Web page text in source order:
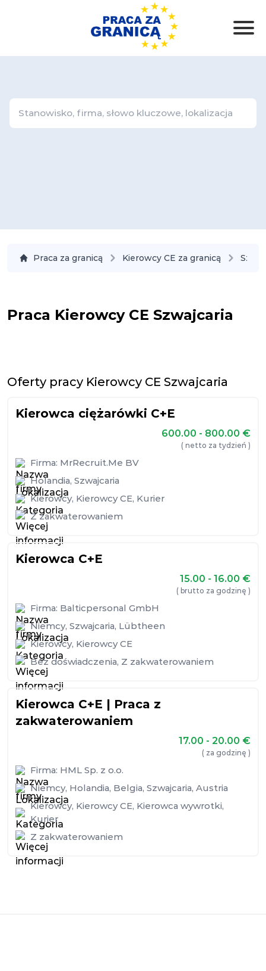
Praca za granicą Kierowcy CE za granicą
Praca Kierowcy CE Szwajcaria
Oferty pracy Kierowcy CE Szwajcaria
Kierowca ciężarówki C+E
600.00 - 800.00 €
( netto za tydzień )
Firma: MrRecruit.Me BV
Holandia, Szwajcaria
Kierowcy, Kierowcy CE, Kurier
Z zakwaterowaniem
Kierowca C+E
15.00 - 16.00 €
( brutto za godzinę )
Firma: Balticpersonal GmbH
Niemcy, Szwajcaria, Lübtheen
Kierowcy, Kierowcy CE
Bez doświadczenia, Z zakwaterowaniem
Kierowca C+E | Praca z
zakwaterowaniem
17.00 - 20.00 €
( za godzinę )
Firma: HML Sp. z o.o.
Niemcy, Holandia, Belgia, Szwajcaria, Austria
Kierowcy, Kierowcy CE, Kierowca wywrotki,
Kurier
Z zakwaterowaniem